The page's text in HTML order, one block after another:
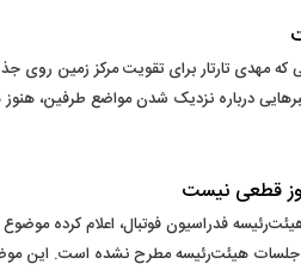
تارتار برای تقویت مرکز زمین روی جذب
درباره نزدیک شدن مواضع طرفین،
قطعی نیست
فدراسیون فوتبال، اعلام کرده موضوع
جلسات هیئت‌رئیسه مطرح نشده است.